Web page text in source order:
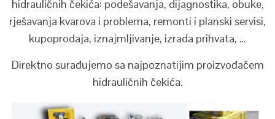
hidrauličnih čekića: podešavanja, dijagnostika, obuke,
rješavanja kvarova i problema, remonti i planski servisi,
kupoprodaja, iznajmljivanje, izrada prihvata, …
Direktno surađujemo sa najpoznatijim proizvođačem
hidrauličnih čekića.